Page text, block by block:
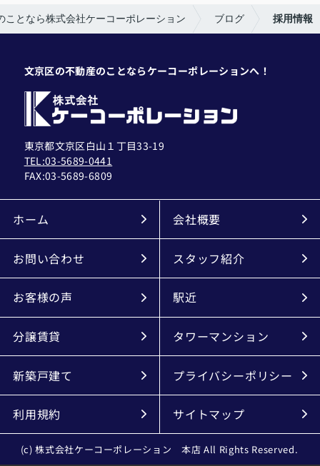
ことなら株式会社ケーコーポレーション ブログ 採用情報
文京区の不動産のことならケーコーポレーションへ！
東京都文京区白山１丁目33-19
TEL:03-5689-0441
FAX:03-5689-6809
ホーム 会社概要
お問い合わせ スタッフ紹介
お客様の声 駅近
分譲賃貸 タワーマンション
新築戸建て プライバシーポリシー
利用規約 サイトマップ
(c) 株式会社ケーコーポレーション 本店 All Rights Reserved.